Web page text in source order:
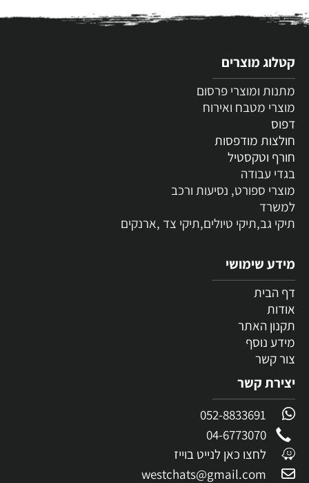
קטלוג מוצרים
מתנות ומוצרי פרסום
מוצרי מטבח ואירוח
דפוס
חולצות מודפסות
חורף וטקסטיל
בגדי עבודה
מוצרי ספורט, נסיעות ורכב
למשרד
תיקי גב,תיקי טיולים,תיקי צד ,ארנקים
מידע שימושי
דף הבית
אודות
תקנון האתר
מידע נוסף
צור קשר
יצירת קשר
052-8833691
04-6773070
לחצו כאן לנייט בוייז
westchats@gmail.com